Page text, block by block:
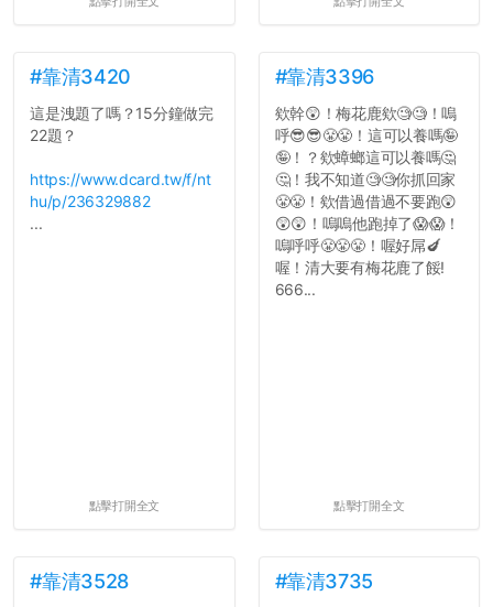
#靠清3420
這是洩題了嗎？15分鐘做完
22題？
https://www.dcard.tw/f/nt
hu/p/236329882
...
點擊打開全文
#靠清3396
欸幹😲！梅花鹿欸🧐🧐！嗚
呼😎😎😤😤！這可以養嗎🤪
🤪！？欸蟑螂這可以養嗎🤔
🤔！我不知道🧐🧐你抓回家
😤😤！欸借過借過不要跑😲
😲😲！嗚嗚他跑掉了😱😱！
嗚呼呼😤😤😤！喔好屌🍆
喔！清大要有梅花鹿了餒!
666...
點擊打開全文
#靠清3528 #靠清3735